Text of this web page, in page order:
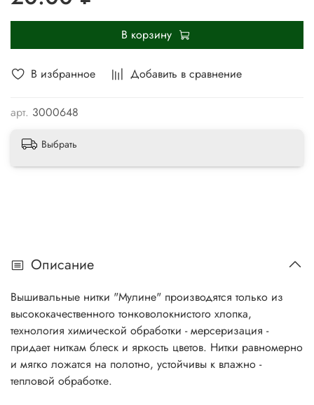
В избранное Добавить в сравнение
арт. 3000648
В корзину
Выбрать
Описание
Вышивальные нитки "Мулине" производятся только из
высококачественного тонковолокнистого хлопка,
технология химической обработки - мерсеризация -
придает ниткам блеск и яркость цветов. Нитки равномерно
и мягко ложатся на полотно, устойчивы к влажно -
тепловой обработке.